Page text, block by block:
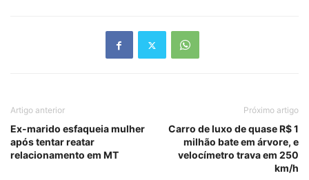
Artigo anterior
Ex-marido esfaqueia mulher
após tentar reatar
relacionamento em MT
Próximo artigo
Carro de luxo de quase R$ 1
milhão bate em árvore, e
velocímetro trava em 250
km/h